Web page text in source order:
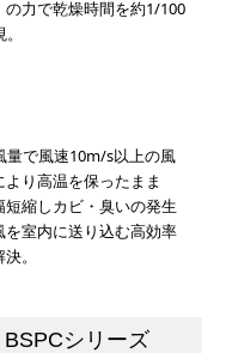
力で乾燥時間を約1/100
で風速10m/s以上の風
り高温を保ったまま
縮しカビ・臭いの発生
室内に送り込む高効率
。
シリーズ